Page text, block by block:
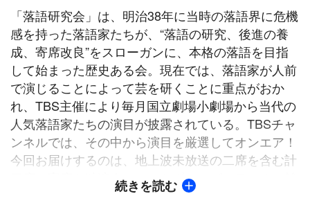
「落語研究会」は、明治38年に当時の落語界に危機
感を持った落語家たちが、“落語の研究、後進の養
成、寄席改良”をスローガンに、本格の落語を目指
して始まった歴史ある会。現在では、落語家が人前
で演じることによって芸を研くことに重点がおか
れ、TBS主催により毎月国立劇場小劇場から当代の
人気落語家たちの演目が披露されている。TBSチャ
ンネルでは、その中から演目を厳選してオンエア！
今回お届けするのは、地上波未放送の二席を含む計
三席。寄席や独演会のみならずテレビ・ラジオ・雑
誌・新聞など多方面にわたって精力的な活動を続け
続きを読む